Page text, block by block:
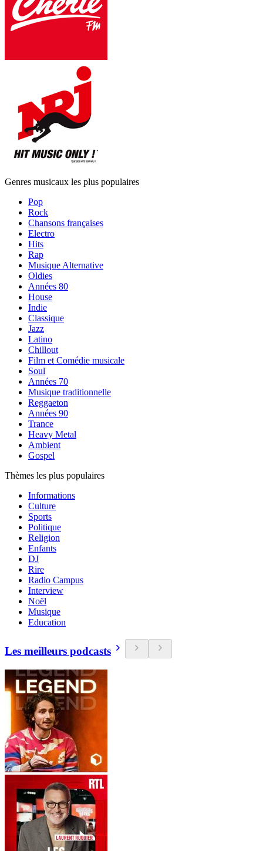
Genres musicaux les plus populaires
Pop
Rock
Chansons françaises
Electro
Hits
Rap
Musique Alternative
Oldies
Années 80
House
Indie
Classique
Jazz
Latino
Chillout
Film et Comédie musicale
Soul
Années 70
Musique traditionnelle
Reggaeton
Années 90
Trance
Heavy Metal
Ambient
Gospel
Thèmes les plus populaires
Informations
Culture
Sports
Politique
Religion
Enfants
DJ
Rire
Radio Campus
Interview
Noël
Musique
Education
Les meilleurs podcasts